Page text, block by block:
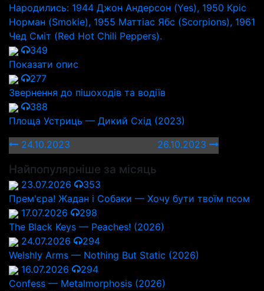
Народились: 1944 Джон Андерсон (Yes), 1950 Кріс
Норман (Smokie), 1955 Маттіас Ябс (Scorpions), 1961
Чед Сміт (Red Hot Chili Peppers).
349
Показати опис
277
Звернення до пішоходів та водіїв
388
Площа Устриць — Дикий Схід (2023)
24.10.2023
26.10.2023
Найпопулярніше за місяць
23.07.2026
353
Прем'єра! Жадан і Собаки — Хочу бути твоїм псом
17.07.2026
298
The Black Keys — Peaches! (2026)
24.07.2026
294
Welshly Arms — Nothing But Static (2026)
16.07.2026
294
Confess — Metalmorphosis (2026)